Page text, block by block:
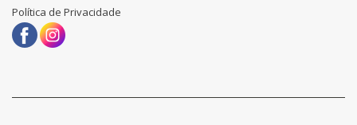
Política de Privacidade